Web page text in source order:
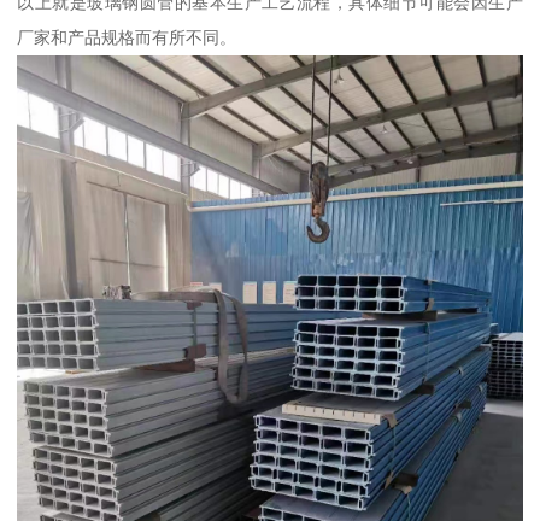
厂家和产品规格而有所不同。